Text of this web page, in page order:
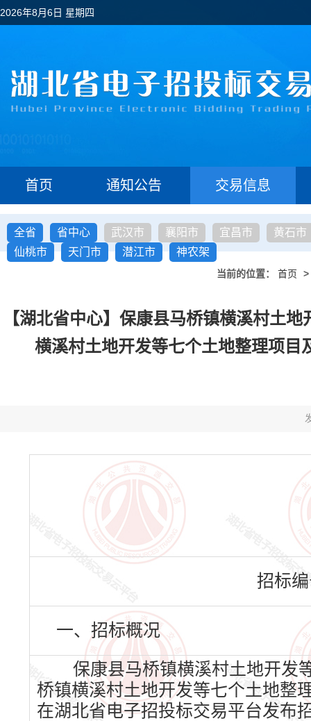
2026年8月6日 星期四
首页 通知公告 交易信息
全省 省中心 武汉市 襄阳市 宜昌市
黄石市
仙桃市
天门市 潜江市 神农架
当前的位置： 首页 >
【湖北省中心】保康县马桥镇横溪村土
横溪村土地开发等七个土地整理项目
招标编
一、招标概况
保康县马桥镇横溪村土地开发
桥镇横溪村土地开发等七个土地整
在湖北省电子招投标交易平台发布